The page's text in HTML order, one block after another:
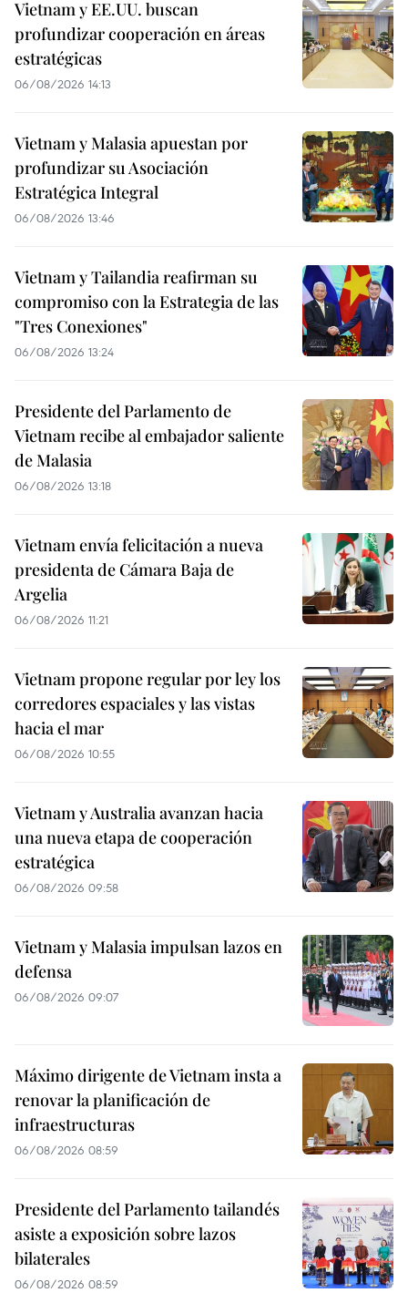
Vietnam y EE.UU. buscan
profundizar cooperación en áreas
estratégicas
06/08/2026 14:13
Vietnam y Malasia apuestan por
profundizar su Asociación
Estratégica Integral
06/08/2026 13:46
Vietnam y Tailandia reafirman su
compromiso con la Estrategia de las
"Tres Conexiones"
06/08/2026 13:24
Presidente del Parlamento de
Vietnam recibe al embajador saliente
de Malasia
06/08/2026 13:18
Vietnam envía felicitación a nueva
presidenta de Cámara Baja de
Argelia
06/08/2026 11:21
Vietnam propone regular por ley los
corredores espaciales y las vistas
hacia el mar
06/08/2026 10:55
Vietnam y Australia avanzan hacia
una nueva etapa de cooperación
estratégica
06/08/2026 09:58
Vietnam y Malasia impulsan lazos en
defensa
06/08/2026 09:07
Máximo dirigente de Vietnam insta a
renovar la planificación de
infraestructuras
06/08/2026 08:59
Presidente del Parlamento tailandés
asiste a exposición sobre lazos
bilaterales
06/08/2026 08:59